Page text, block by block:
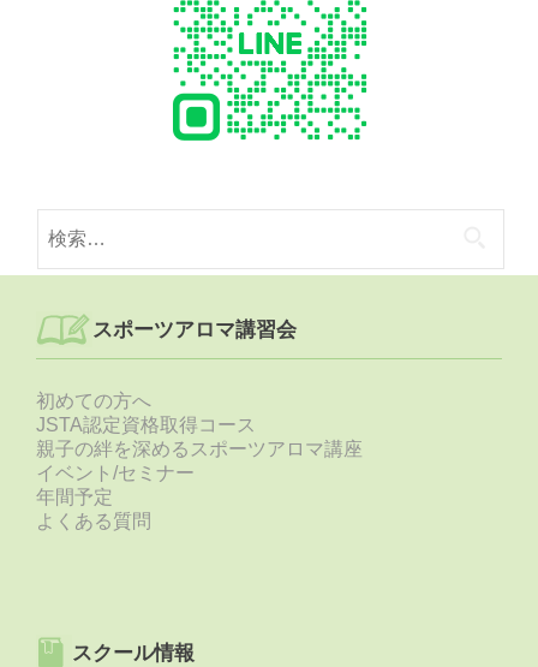
索:
スポーツアロマ講習会
初めての方へ
JSTA認定資格取得コース
親子の絆を深めるスポーツアロマ講座
イベント/セミナー
年間予定
よくある質問
スクール情報